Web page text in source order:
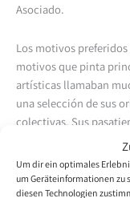
Um dir ein optimales
um Geräteinformationen zu
diesen Technologien
Asociado.
Los motivos
motivos que pinta
artísticas llamaban
una selección de sus
colectivas. Sus
natación y varios
Volver a la